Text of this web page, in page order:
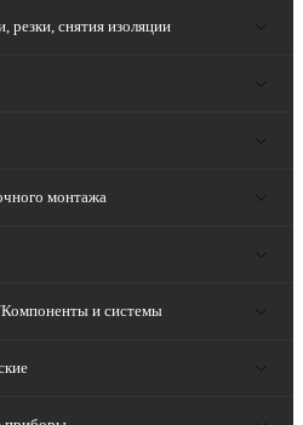
резки, снятия изоляции
монтажа
и системы